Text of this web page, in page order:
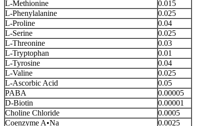
L-Methionine
0.015
L-Phenylalanine
0.025
L-Proline
0.04
L-Serine
0.025
L-Threonine
0.03
L-Tryptophan
0.01
L-Tyrosine
0.04
L-Valine
0.025
L-Ascorbic Acid
0.05
PABA
0.00005
D-Biotin
0.00001
Choline Chloride
0.0005
Coenzyme A•Na
0.0025